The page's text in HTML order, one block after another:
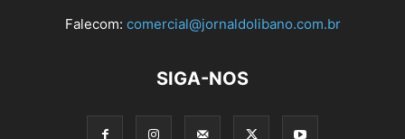
Falecom: comercial@jornaldolibano.com.br
SIGA-NOS